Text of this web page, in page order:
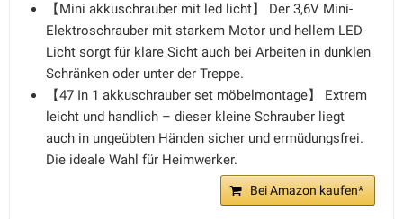
【Mini akkuschrauber mit led licht】 Der 3,6V Mini-
Elektroschrauber mit starkem Motor und hellem LED-
Licht sorgt für klare Sicht auch bei Arbeiten in dunklen
Schränken oder unter der Treppe.
【47 In 1 akkuschrauber set möbelmontage】 Extrem
leicht und handlich – dieser kleine Schrauber liegt
auch in ungeübten Händen sicher und ermüdungsfrei.
Die ideale Wahl für Heimwerker.
Bei Amazon kaufen*